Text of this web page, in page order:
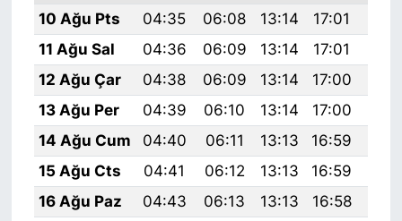
10 Ağu Pts
04:35 06:08 13:14 17:01
11 Ağu Sal
04:36 06:09 13:14 17:01
12 Ağu Çar
04:38 06:09 13:14 17:00
13 Ağu Per
04:39 06:10 13:14 17:00
14 Ağu Cum
04:40 06:11 13:13 16:59
15 Ağu Cts
04:41 06:12 13:13 16:59
16 Ağu Paz
04:43 06:13 13:13 16:58